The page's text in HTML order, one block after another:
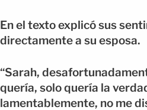
En el texto explicó sus
directamente a su esposa.
“Sarah,
quería, solo quería la
lamentablemente, no me